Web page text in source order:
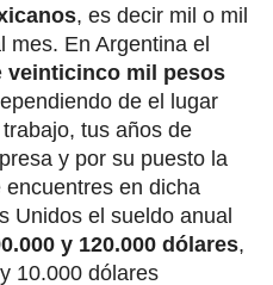
, es decir mil o mil
mes. En Argentina el
veinticinco mil pesos
de el lugar
tus años de
y por su puesto la
en dicha
Unidos el sueldo anual
y 120.000 dólares,
10.000 dólares